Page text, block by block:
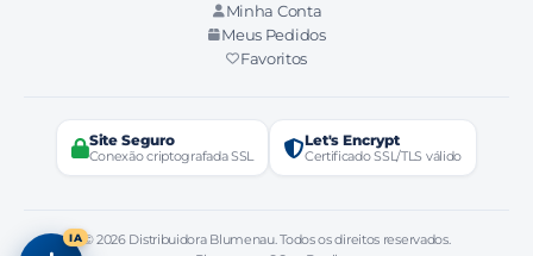
Minha Conta
Meus Pedidos
Favoritos
Site Seguro
Conexão criptografada SSL
Let's Encrypt
Certificado SSL/TLS válido
© 2026 Distribuidora Blumenau. Todos os direitos reservados.
IA